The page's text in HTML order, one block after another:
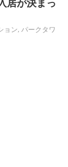
居が決まっ
ョン, パークタワ